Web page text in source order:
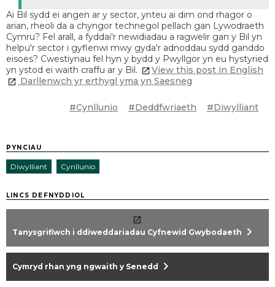
Ai Bil sydd ei angen ar y sector, ynteu ai dim ond rhagor o
arian, rheoli da a chyngor technegol pellach gan Lywodraeth
Cymru? Fel arall, a fyddai'r newidiadau a ragwelir gan y Bil yn
helpu'r sector i gyflenwi mwy gyda'r adnoddau sydd ganddo
eisoes? Cwestiynau fel hyn y bydd y Pwyllgor yn eu hystyried
yn ystod ei waith craffu ar y Bil.
View this post in English
Darllenwch yr erthygl yma yn Saesneg
#Cynllunio #Deddfwriaeth #Diwylliant
PYNCIAU
Diwylliant Cynllunio
LINCS DEFNYDDIOL
Tanysgrifiwch i ddiweddariadau Cyfnewid Gwybodaeth chevron_right
Cymryd rhan yng ngwaith y Senedd chevron_right